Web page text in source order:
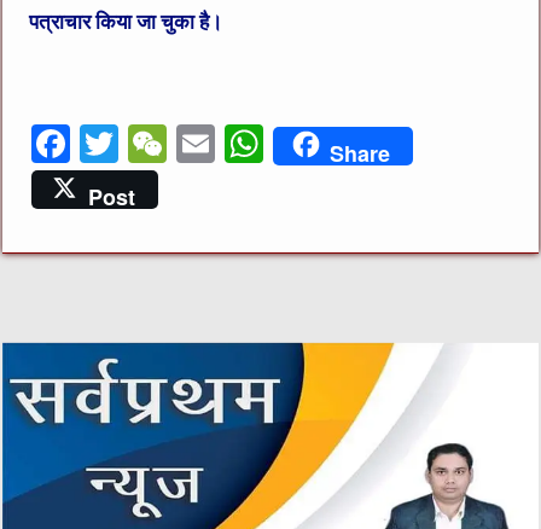
पत्राचार किया जा चुका है।
F
a
c
e
o
o
k
T
w
it
te
W
h
E
l
W
s
p
p
Share
Post